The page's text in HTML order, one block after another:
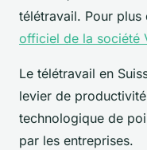
télétravail. Pour
officiel de la société
Le télétravail en
levier de
technologique de
par les entreprises.